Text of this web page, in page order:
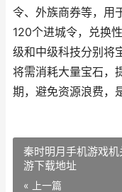
令、外族商券等，用
120个进城令，兑换
级和中级科技分别将
将需消耗大量宝石，
期，避免资源浪费，
秦时明月手机游戏
游下载地址
« 上一篇